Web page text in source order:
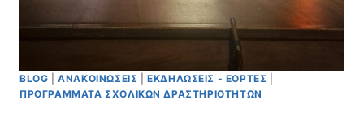
BLOG |ΑΝΑΚΟΙΝΏΣΕΙΣ |ΕΚΔΗΛΏΣΕΙΣ - ΕΟΡΤΈΣ
ΠΡΟΓΡΆΜΜΑΤΑ ΣΧΟΛΙΚΏΝ ΔΡΑΣΤΗΡΙΟΤΉΤΩΝ